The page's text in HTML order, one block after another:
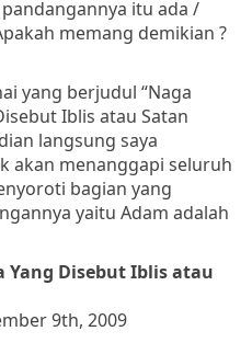
itu ada /
memang demikian ?
yang berjudul “Naga
Iblis atau Satan
langsung saya
akan menanggapi seluruh
bagian yang
yaitu Adam adalah
Yang Disebut Iblis atau
9th, 2009